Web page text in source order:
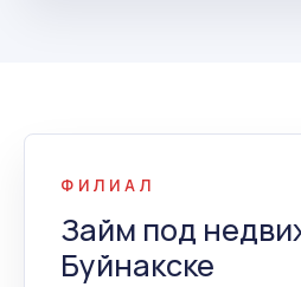
ФИЛИАЛ
Займ под
Буйнакске